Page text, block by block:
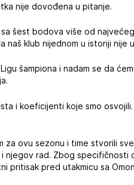
nije dovođena u pitanje.
šest bodova više od
naš klub nijednom u istoriji nije
šampiona i nadam se da
i koeficijenti koje smo
za ovu sezonu i time stvorili
njegov rad. Zbog specifičnosti
pritisak pred utakmicu sa